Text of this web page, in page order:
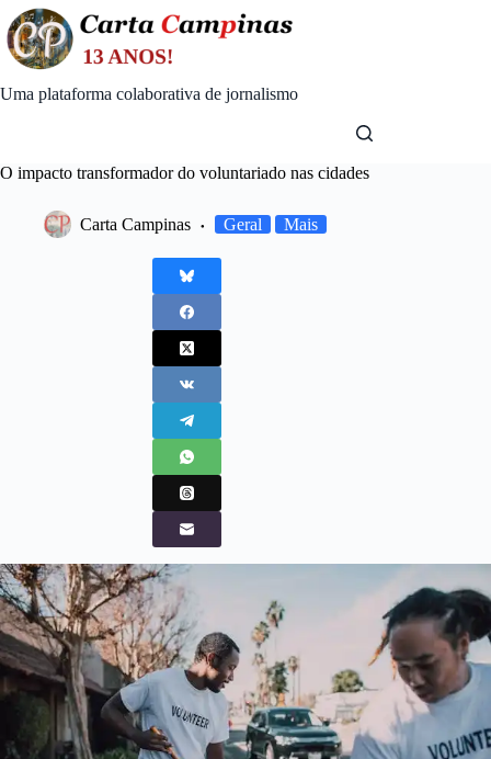
Skip
to
content
Uma plataforma colaborativa de jornalismo
O impacto transformador do voluntariado nas cidades
Carta Campinas Geral Mais